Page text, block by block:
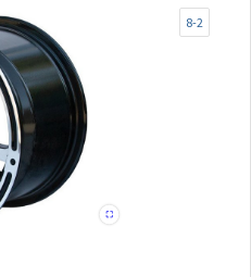
8-2